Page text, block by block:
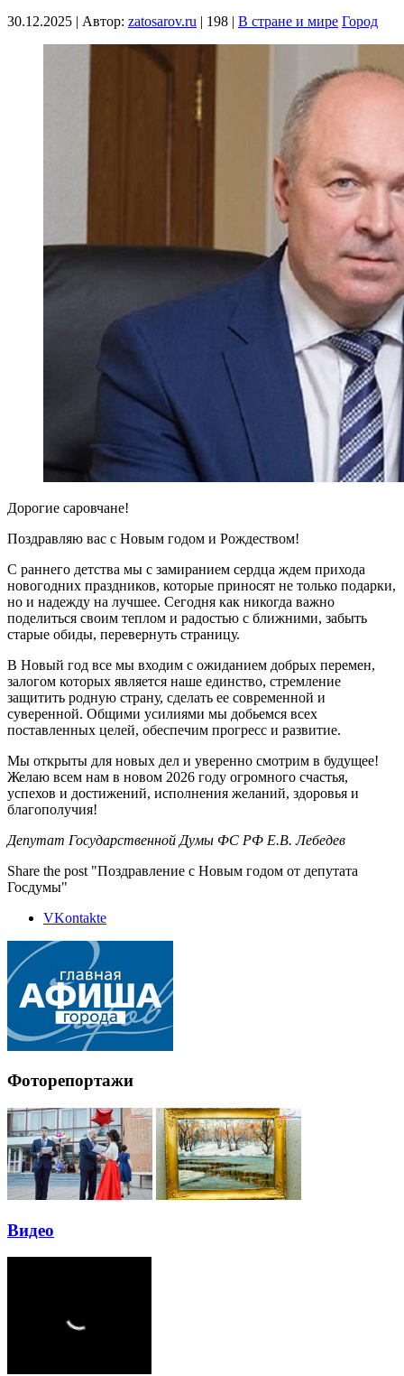
30.12.2025 | Автор: zatosarov.ru | 198 | В стране и мире Город
Дорогие саровчане!
Поздравляю вас с Новым годом и Рождеством!
С раннего детства мы с замиранием сердца ждем прихода
новогодних праздников, которые приносят не только подарки,
но и надежду на лучшее. Сегодня как никогда важно
поделиться своим теплом и радостью с ближними, забыть
старые обиды, перевернуть страницу.
В Новый год все мы входим с ожиданием добрых перемен,
залогом которых является наше единство, стремление
защитить родную страну, сделать ее современной и
суверенной. Общими усилиями мы добьемся всех
поставленных целей, обеспечим прогресс и развитие.
Мы открыты для новых дел и уверенно смотрим в будущее!
Желаю всем нам в новом 2026 году огромного счастья,
успехов и достижений, исполнения желаний, здоровья и
благополучия!
Депутат Государственной Думы ФС РФ Е.В. Лебедев
Share the post "Поздравление с Новым годом от депутата
Госдумы"
VKontakte
Фоторепортажи
Видео